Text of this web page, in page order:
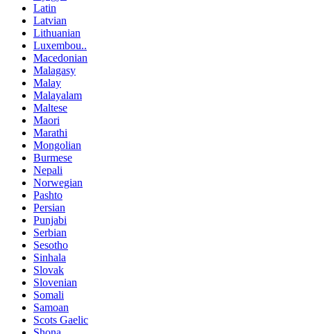
Latin
Latvian
Lithuanian
Luxembou..
Macedonian
Malagasy
Malay
Malayalam
Maltese
Maori
Marathi
Mongolian
Burmese
Nepali
Norwegian
Pashto
Persian
Punjabi
Serbian
Sesotho
Sinhala
Slovak
Slovenian
Somali
Samoan
Scots Gaelic